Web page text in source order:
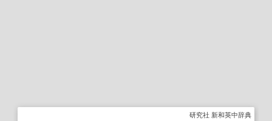
研究社 新和英中辞典